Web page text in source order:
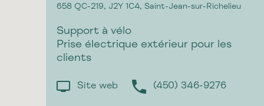
658 QC-219, J2Y 1C4, Saint-Jean-sur-Richelieu
Support à vélo
Prise électrique extérieur pour les
clients
Site web (450) 346-9276